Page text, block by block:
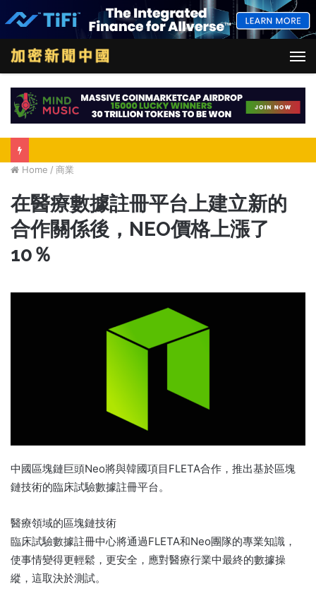
Home / 商業
在醫療數據註冊平台上建立新的
合作關係後，NEO價格上漲了
10％
中國區塊鏈巨頭Neo將與韓國項目FLETA合作，推出基於區塊
鏈技術的臨床試驗數據註冊平台。
醫療領域的區塊鏈技術
臨床試驗數據註冊中心將通過FLETA和Neo團隊的專業知識，
使事情變得更輕鬆，更安全，應對醫療行業中最終的數據操
縱，這取決於測試。